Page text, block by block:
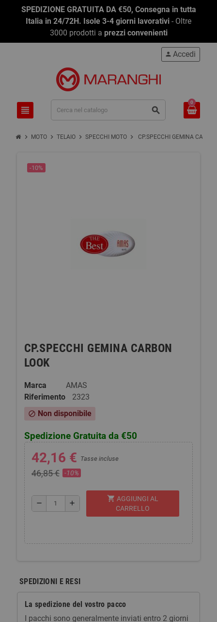
SPEDIZIONE GRATUITA DA €50, Consegna in tutta
Italia in 24/72H. Isole 3-4 giorni lavorativi - Oltre
3000 prodotti a prezzi convenienti
view_headline search
person Accedi
0
chevron_right MOTO chevron_right TELAIO chevron_right SPECCHI MOTO chevron_right CP.SPECCHI GEMINA
-10%
CP.SPECCHI GEMINA CARBON
LOOK
Marca
AMAS
Riferimento
2323
block Non disponibile
Spedizione Gratuita da €50
42,16 € Tasse incluse
46,85 € -10%
remove add
shopping_cart AGGIUNGI AL
CARRELLO
SPEDIZIONI E RESI
La spedizione del vostro pacco
I pacchi sono generalmente inviati entro 2 giorni